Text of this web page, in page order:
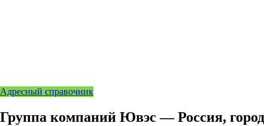
Адресный справочник
Группа компаний Ювэс — Россия,